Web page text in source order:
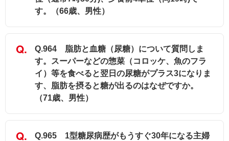
す。（66歳、男性）
Q.964 脂肪と血糖（尿糖）について質問しま
す。スーパーなどの惣菜（コロッケ、魚のフラ
イ）等を食べると翌日の尿糖がプラス3になりま
す、脂肪を摂ると糖が出るのはなぜですか。
（71歳、男性）
Q.965 1型糖尿病歴がもうすぐ30年になる主婦